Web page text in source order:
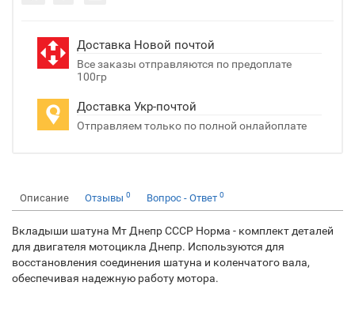
Доставка Новой почтой
Все заказы отправляются по предоплате
100гр
Доставка Укр-почтой
Отправляем только по полной онлайоплате
Описание Отзывы 0 Вопрос - Ответ 0
Вкладыши шатуна Мт Днепр СССР Норма - комплект деталей
для двигателя мотоцикла Днепр. Используются для
восстановления соединения шатуна и коленчатого вала,
обеспечивая надежную работу мотора.